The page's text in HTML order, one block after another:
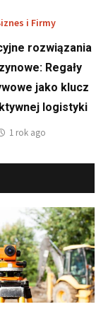
i Firmy
rozwiązania
Regały
jako klucz
logistyki
1 rok ago